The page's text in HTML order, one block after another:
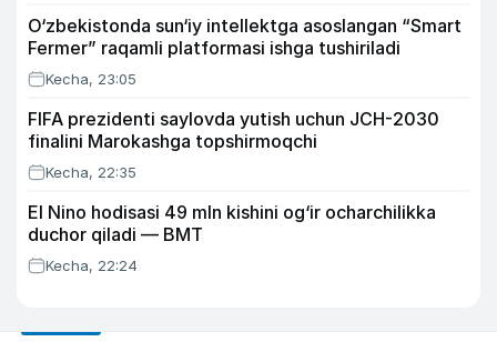
O‘zbekistonda sun‘iy intellektga asoslangan “Smart
Fermer” raqamli platformasi ishga tushiriladi
Kecha, 23:05
FIFA prezidenti saylovda yutish uchun JCH-2030
finalini Marokashga topshirmoqchi
Kecha, 22:35
El Nino hodisasi 49 mln kishini og‘ir ocharchilikka
duchor qiladi — BMT
Kecha, 22:24